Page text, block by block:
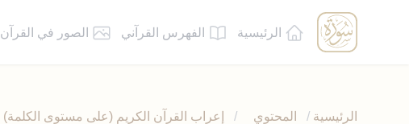
الرئيسية الفهرس القرآني الصور في القرآن
الرئيسية / المحتوي / إعراب القرآن الكريم (على مستوى الكلمة)